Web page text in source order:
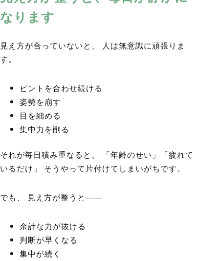
なります
見え方が合っていないと、 人は無意識に頑張りま
す。
ピントを合わせ続ける
姿勢を崩す
目を細める
集中力を削る
それが毎日積み重なると、 「年齢のせい」「疲れて
いるだけ」 そうやって片付けてしまいがちです。
でも、 見え方が整うと――
余計な力が抜ける
判断が早くなる
集中が続く